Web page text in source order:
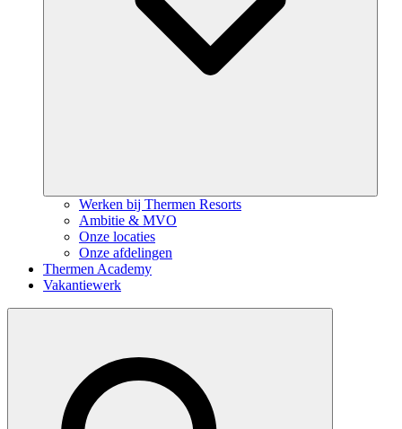
Werken bij Thermen Resorts
Ambitie & MVO
Onze locaties
Onze afdelingen
Thermen Academy
Vakantiewerk